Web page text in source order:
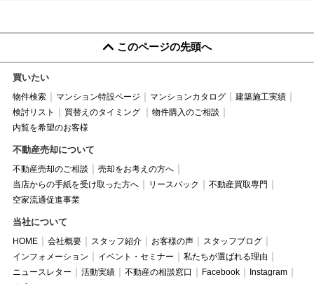
このページの先頭へ
買いたい
物件検索 マンション特設ページ マンションカタログ
建築施工実績
検討リスト
買替えのタイミング
物件購入のご相談
内覧を希望のお客様
不動産売却について
不動産売却のご相談
売却をお考えの方へ
当店からの手紙を受け取った方へ
リースバック
不動産買取専門
空家流通促進事業
当社について
HOME 会社概要 スタッフ紹介 お客様の声
スタッフブログ
インフォメーション
イベント・セミナー
私たちが選ばれる理由
ニュースレター
活動実績 不動産の相談窓口 Facebook
Instagram